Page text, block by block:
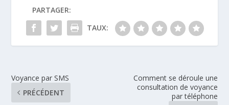
PARTAGER:
TAUX:
Voyance par SMS
PRÉCÉDENT
Comment se déroule une
consultation de voyance
par téléphone